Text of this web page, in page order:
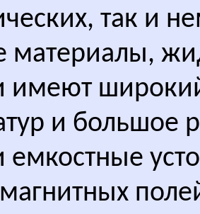
так и
материалы,
имеют
и большое
емкостные